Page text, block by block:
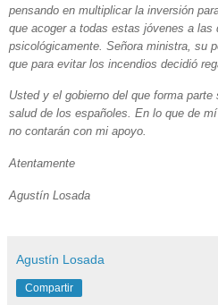
pensando en multiplicar la inversión
que acoger a todas estas jóvenes a
psicológicamente. Señora ministra, su
que para evitar los incendios decidió
Usted y el gobierno del que forma
salud de los españoles. En lo que de
no contarán con mi apoyo.
Atentamente
Agustín Losada
Agustín Losada
Compartir